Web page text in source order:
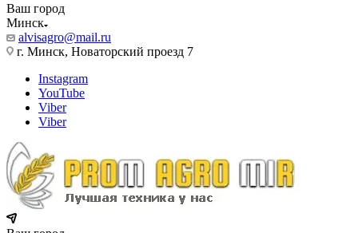
Ваш город
Минск
alvisagro@mail.ru
г. Минск, Новаторский проезд 7
Instagram
YouTube
Viber
Viber